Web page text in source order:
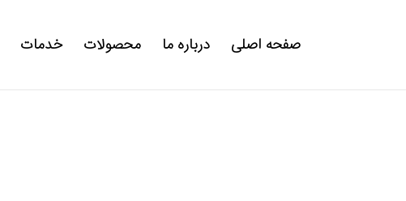
صفحه اصلی درباره ما محصولات خدمات